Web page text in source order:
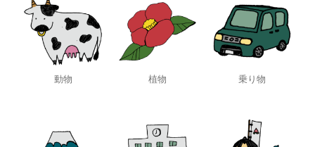
動物 植物 乗り物